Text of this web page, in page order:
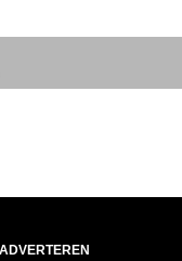
ADVERTEREN